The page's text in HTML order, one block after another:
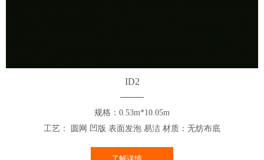
ID2
规格：0.53m*10.05m
工艺： 圆网 凹版 表面发泡 易洁 材质：无纺布底